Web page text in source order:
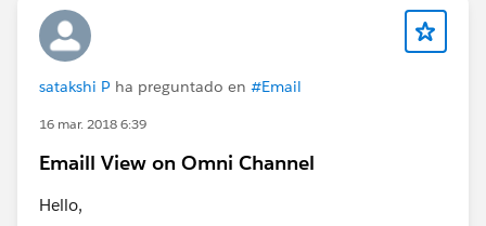
satakshi P ha preguntado en #Email
16 mar. 2018 6:39
Emaill View on Omni Channel
Hello,